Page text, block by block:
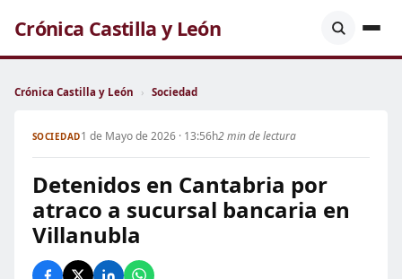
Crónica Castilla y León
Crónica Castilla y León › Sociedad
SOCIEDAD1 de Mayo de 2026 · 13:56h2 min de lectura
Detenidos en Cantabria por
atraco a sucursal bancaria en
Villanubla